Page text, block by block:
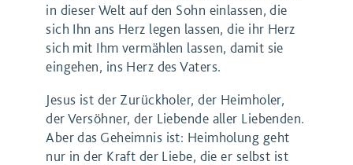
in dieser Welt auf den Sohn einlassen, die
sich Ihn ans Herz legen lassen, die ihr Herz
sich mit Ihm vermählen lassen, damit sie
eingehen, ins Herz des Vaters.
Jesus ist der Zurückholer, der Heimholer,
der Versöhner, der Liebende aller Liebenden.
Aber das Geheimnis ist: Heimholung geht
nur in der Kraft der Liebe, die er selbst ist